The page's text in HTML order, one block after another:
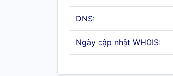
DNS:
Ngày cập nhật WHOIS: